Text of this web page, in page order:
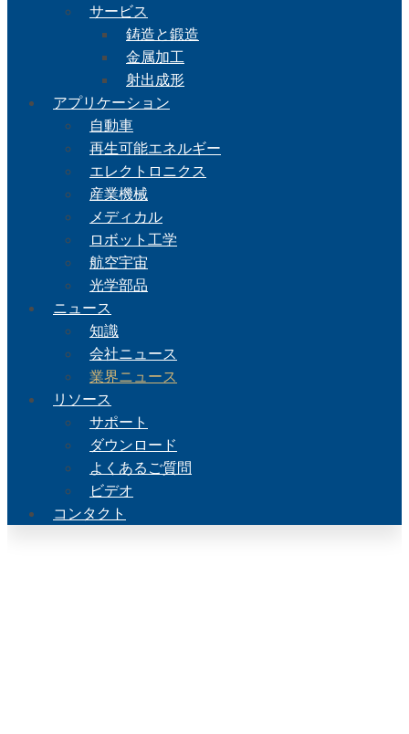
サービス
鋳造と鍛造
金属加工
射出成形
アプリケーション
自動車
再生可能エネルギー
エレクトロニクス
産業機械
メディカル
ロボット工学
航空宇宙
光学部品
ニュース
知識
会社ニュース
業界ニュース
リソース
サポート
ダウンロード
よくあるご質問
ビデオ
コンタクト